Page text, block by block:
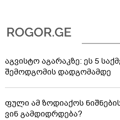
აგვისტო აგარაკზე: ეს 5
შემოდგომის დადგომამდე
ფული ამ ზოდიაქოს
ვინ გამდიდრდება?